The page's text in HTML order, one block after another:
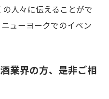
人々に伝えることがで
ューヨークでのイベン
業界の方、是非ご相